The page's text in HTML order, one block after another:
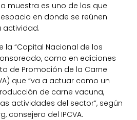
muestra es uno de los que
en donde se reúnen
actividad.
la “Capital Nacional de los
como en ediciones
de Promoción de la Carne
que “va a actuar como un
de carne vacuna,
actividades del sector”, según
consejero del IPCVA.